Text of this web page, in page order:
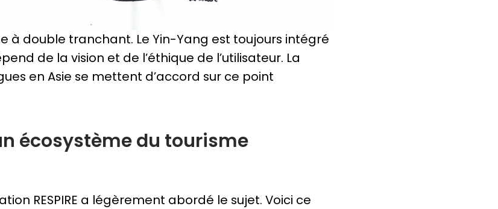
à double tranchant. Le Yin-Yang est toujours intégré
de la vision et de l’éthique de l’utilisateur. La
en Asie se mettent d’accord sur ce point
écosystème du tourisme
RESPIRE a légèrement abordé le sujet. Voici ce